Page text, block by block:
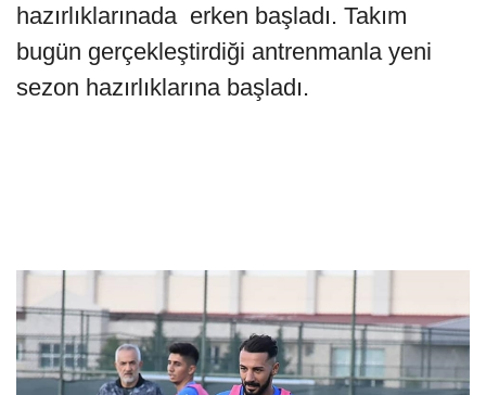
hazırlıklarınada erken başladı. Takım
bugün gerçekleştirdiği antrenmanla yeni
sezon hazırlıklarına başladı.